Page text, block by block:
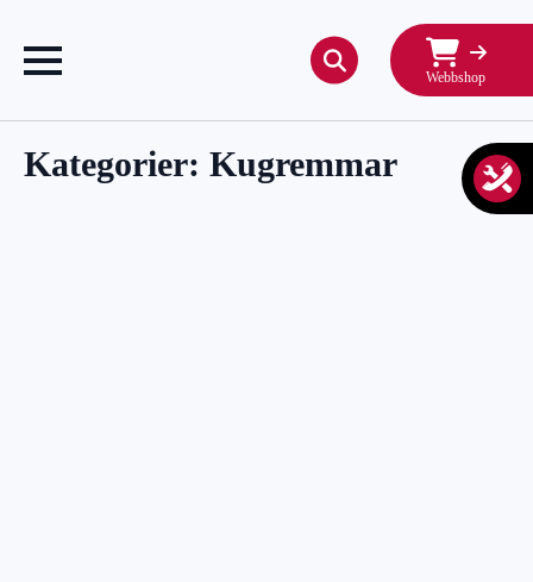
Webbshop
Kategorier: Kugremmar